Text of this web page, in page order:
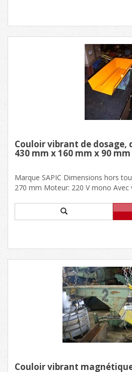
Couloir vibrant de dosage,
430 mm x 160 mm x 90 mm
Marque SAPIC Dimensions hors
270 mm Moteur: 220 V mono Avec
Couloir vibrant